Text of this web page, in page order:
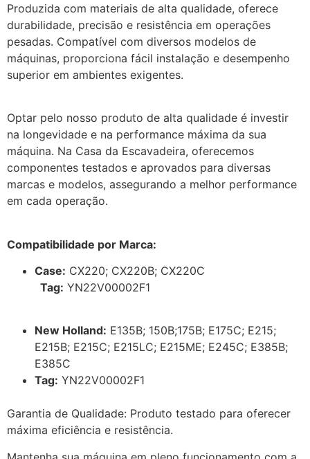
Produzida com materiais de alta qualidade, oferece
durabilidade, precisão e resistência em operações
pesadas. Compatível com diversos modelos de
máquinas, proporciona fácil instalação e desempenho
superior em ambientes exigentes.
Optar pelo nosso produto de alta qualidade é investir
na longevidade e na performance máxima da sua
máquina. Na Casa da Escavadeira, oferecemos
componentes testados e aprovados para diversas
marcas e modelos, assegurando a melhor performance
em cada operação.
Compatibilidade por Marca:
Case: CX220; CX220B; CX220C
Tag: YN22V00002F1
New Holland: E135B; 150B;175B; E175C; E215;
E215B; E215C; E215LC; E215ME; E245C; E385B;
E385C
Tag: YN22V00002F1
Garantia de Qualidade: Produto testado para oferecer
máxima eficiência e resistência.